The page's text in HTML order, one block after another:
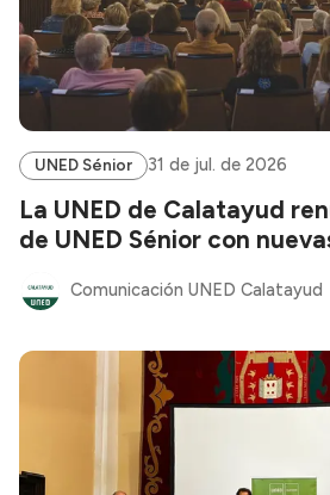
UNED Sénior 31 de jul. de 2026
La UNED de Calatayud
de UNED Sénior con
Comunicación UNED Calatayud